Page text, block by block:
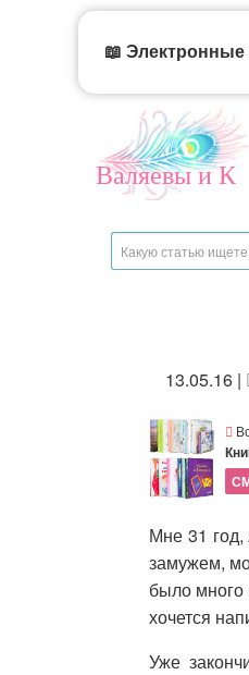
Валяевы и К
13.05.16 |
Мне 31 год,
замужем,
было много
хочется
Уже
📖